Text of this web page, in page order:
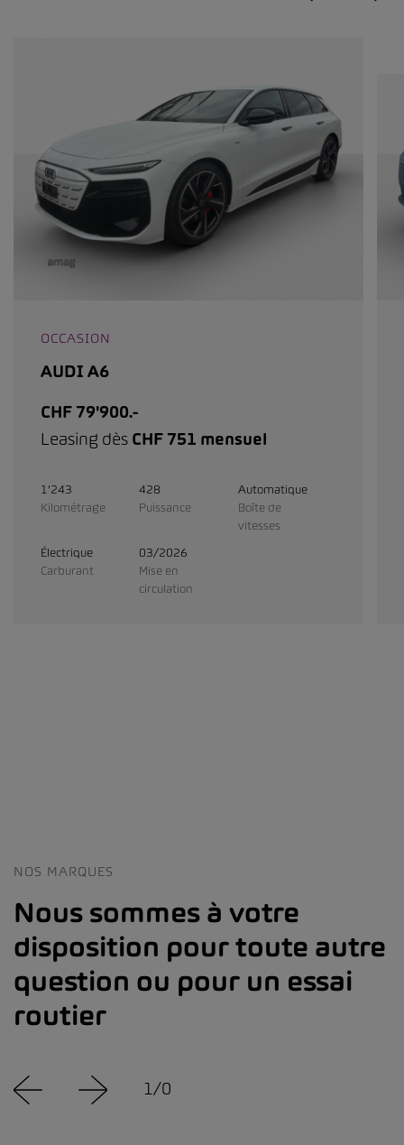
OCCASION
AUDI A6
CHF 79'900.-
Leasing dès CHF 751 mensuel
1'243
Kilométrage
428
Puissance
Automatique
Boîte de
vitesses
Électrique
Carburant
03/2026
Mise en
circulation
NOS MARQUES
Nous sommes à votre
disposition pour toute autre
question ou pour un essai
routier
1/0